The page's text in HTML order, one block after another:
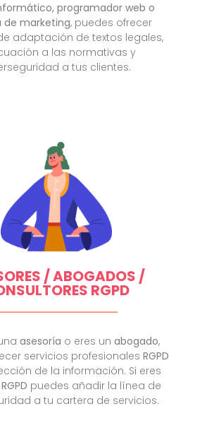
programador web o
de marketing, puedes ofrecer
adaptación de textos legales,
a las normativas y
a tus clientes.
/ ABOGADOS /
RGPD
asesoría o eres un abogado,
servicios profesionales RGPD
de la información. Si eres
puedes añadir la línea de
a tu cartera de servicios.